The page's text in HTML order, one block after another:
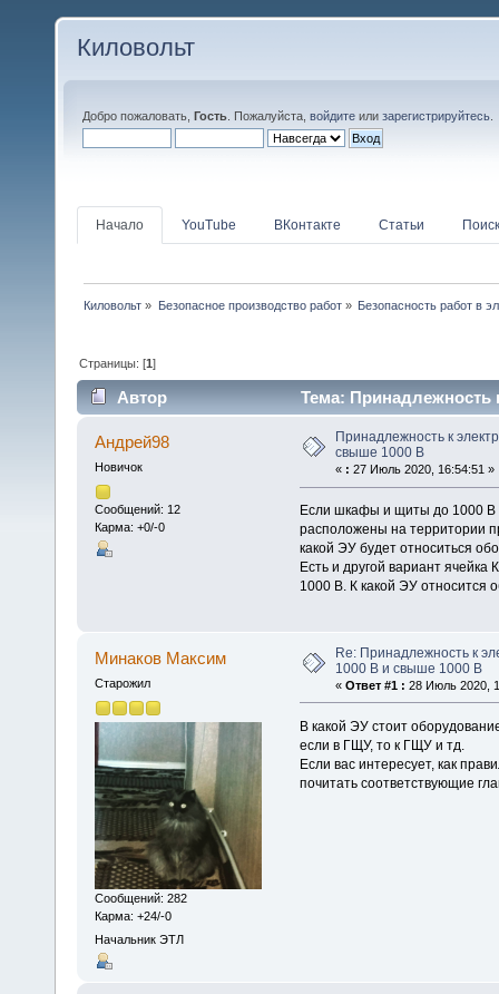
Киловольт
Добро пожаловать, Гость . Пожалуйста, войдите или зарегистрируйтесь
Начало YouTube ВКонтакте Статьи Поиск
Киловольт » Безопасное производство работ» Безопасность работ в
Страницы: [1]
Автор
Тема: Принадлежность
27499 раз)
Андрей98
Новичок
Сообщений: 12
Карма: +0/-0
Принадлежность к
свыше 1000 В
« : 27 Июль 2020, 16:54:51 »
Если шкафы и щиты до 1000
расположены на территории
какой ЭУ будет относиться
Есть и другой вариант
1000 В. К какой ЭУ относится
Минаков Максим
Старожил
Сообщений: 282
Карма: +24/-0
Начальник ЭТЛ
Re: Принадлежность к
1000 В и свыше 1000 В
« Ответ #1 : 28 Июль 2020,
В какой ЭУ стоит
если в ГЩУ, то к ГЩУ и тд.
Если вас интересует, как
почитать соответствующие